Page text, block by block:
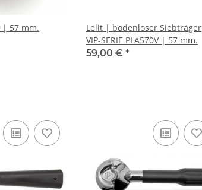
57 mm.
Lelit | bodenloser Siebträger
VIP-SERIE PLA570V | 57 mm.
59,00 € *